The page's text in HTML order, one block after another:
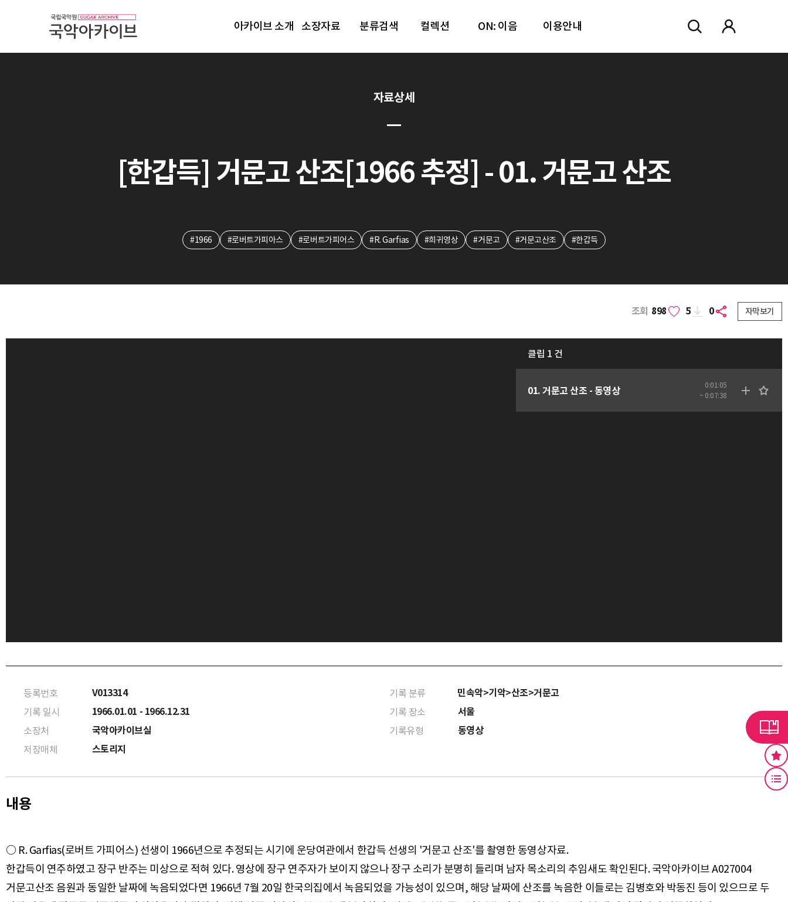
아카이브 소개 소장자료 분류검색 컬렉션 ON: 이음 이용안내
자료상세
[한갑득] 거문고 산조[1966 추정] - 01. 거문고 산조
#1966 #로버트가피아스 #로버트가피어스 #R. Garfias #희귀영상 #거문고 #거문고산조 #한갑득
조회 898 5 0 자막보기
클립 1 건
01. 거문고 산조 - 동영상
0:01:05
~ 0:07:38
등록번호 V013314 기록 분류 민속악>기악>산조>거문고
기록 일시 1966.01.01 - 1966.12.31 기록 장소 서울
소장처 국악아카이브실 기록유형 동영상
저장매체 스토리지
내용
○ R. Garfias(로버트 가피어스) 선생이 1966년으로 추정되는 시기에 운당여관에서 한갑득 선생의 '거문고 산조'를 촬영한 동영상자료.
한갑득이 연주하였고 장구 반주는 미상으로 적혀 있다. 영상에 장구 연주자가 보이지 않으나 장구 소리가 분명히 들리며 남자 목소리의 추임새도 확인된다. 국악아카이브 A027004
거문고산조 음원과 동일한 날짜에 녹음되었다면 1966년 7월 20일 한국의집에서 녹음되었을 가능성이 있으며, 해당 날짜에 산조를 녹음한 이들로는 김병호와 박동진 등이 있으므로 두